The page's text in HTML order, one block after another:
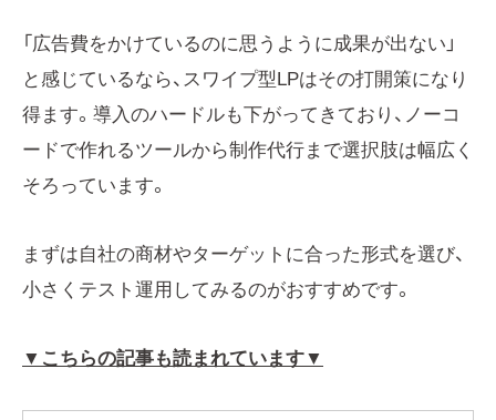
「広告費をかけているのに思うように成果が出ない」
と感じているなら、スワイプ型LPはその打開策になり
得ます。導入のハードルも下がってきており、ノーコ
ードで作れるツールから制作代行まで選択肢は幅広く
そろっています。
まずは自社の商材やターゲットに合った形式を選び、
小さくテスト運用してみるのがおすすめです。
▼こちらの記事も読まれています▼